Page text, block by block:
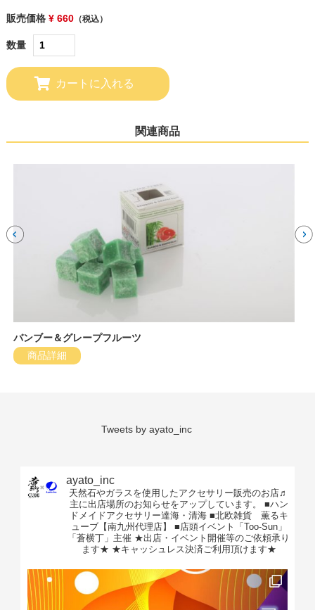
販売価格 ¥ 660（税込）
数量
関連商品
バンブー＆グレープフルーツ
商品詳細
Tweets by ayato_inc
ayato_inc
天然石やガラスを使用したアクセサリー販売のお店♬
主に出店場所のお知らせをアップしています。
■ハン
ドメイドアクセサリー達海・清海■北欧雑貨 薫るキ
ューブ【南九州代理店】
■店頭イベント「Too-Sun」
「蒼横丁」主催 ★出店・イベント開催等のご依頼承り
ます★ ★キャッシュレス決済ご利用頂けます★